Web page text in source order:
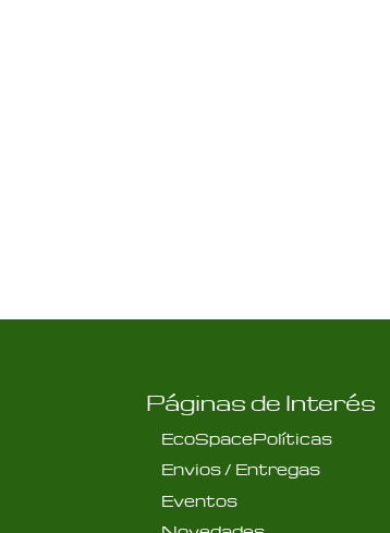
Páginas de Interés
EcoSpacePolíticas
Envios / Entregas
Eventos